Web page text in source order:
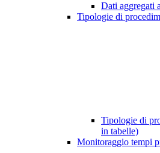
Dati aggregati
Tipologie di
Tipologie di
in tabelle)
Monitoraggio tempi